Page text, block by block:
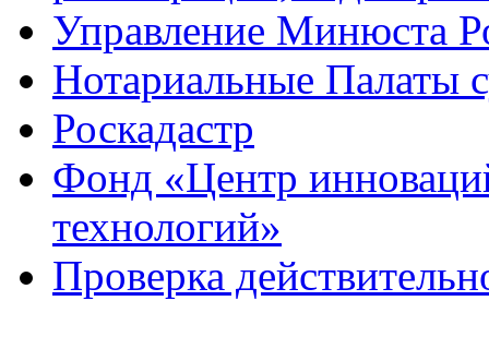
Управление Минюста
Нотариальные Палаты
Роскадастр
Фонд «Центр
технологий»
Проверка